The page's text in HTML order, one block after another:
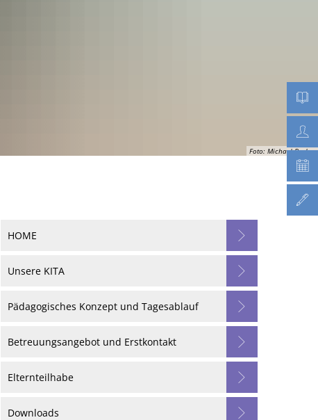
Foto: Michael Becker
HOME
Unsere KITA
Pädagogisches Konzept und Tagesablauf
Betreuungsangebot und Erstkontakt
Elternteilhabe
Downloads